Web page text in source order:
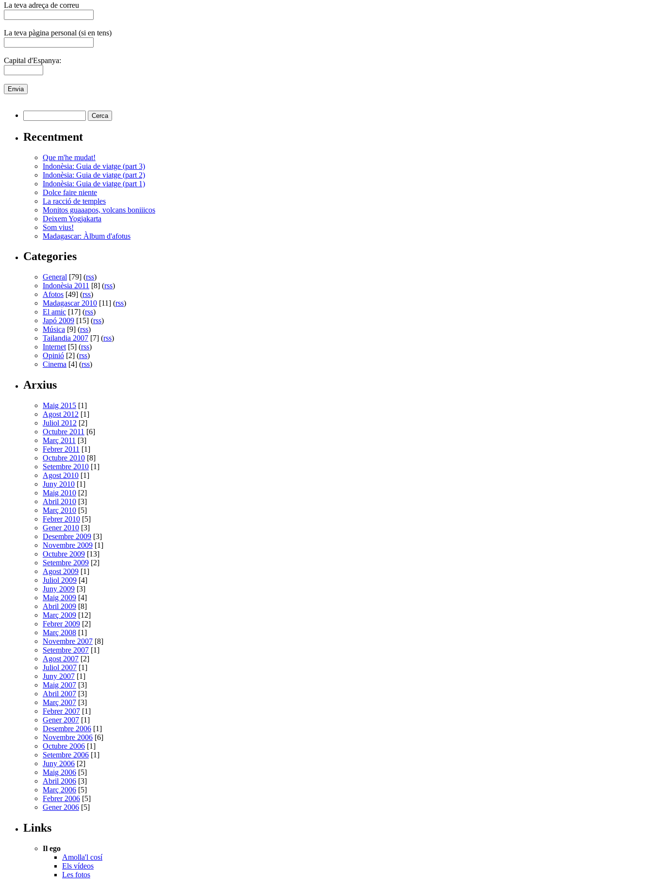
La teva adreça de correu
La teva pàgina personal (si en tens)
Capital d'Espanya:
Recentment
Que m'he mudat!
Indonèsia: Guia de viatge (part 3)
Indonèsia: Guia de viatge (part 2)
Indonèsia: Guia de viatge (part 1)
Dolce faire niente
La racció de temples
Monitos guaaapos, volcans boniiicos
Deixem Yogjakarta
Som vius!
Madagascar: Àlbum d'afotus
Categories
General [79] (rss)
Indonèsia 2011 [8] (rss)
Afotos [49] (rss)
Madagascar 2010 [11] (rss)
El amic [17] (rss)
Japó 2009 [15] (rss)
Música [9] (rss)
Tailandia 2007 [7] (rss)
Internet [5] (rss)
Opinió [2] (rss)
Cinema [4] (rss)
Arxius
Maig 2015 [1]
Agost 2012 [1]
Juliol 2012 [2]
Octubre 2011 [6]
Març 2011 [3]
Febrer 2011 [1]
Octubre 2010 [8]
Setembre 2010 [1]
Agost 2010 [1]
Juny 2010 [1]
Maig 2010 [2]
Abril 2010 [3]
Març 2010 [5]
Febrer 2010 [5]
Gener 2010 [3]
Desembre 2009 [3]
Novembre 2009 [1]
Octubre 2009 [13]
Setembre 2009 [2]
Agost 2009 [1]
Juliol 2009 [4]
Juny 2009 [3]
Maig 2009 [4]
Abril 2009 [8]
Març 2009 [12]
Febrer 2009 [2]
Març 2008 [1]
Novembre 2007 [8]
Setembre 2007 [1]
Agost 2007 [2]
Juliol 2007 [1]
Juny 2007 [1]
Maig 2007 [3]
Abril 2007 [3]
Març 2007 [3]
Febrer 2007 [1]
Gener 2007 [1]
Desembre 2006 [1]
Novembre 2006 [6]
Octubre 2006 [1]
Setembre 2006 [1]
Juny 2006 [2]
Maig 2006 [5]
Abril 2006 [3]
Març 2006 [5]
Febrer 2006 [5]
Gener 2006 [5]
Links
Il ego
Amolla'l cosí
Els vídeos
Les fotos